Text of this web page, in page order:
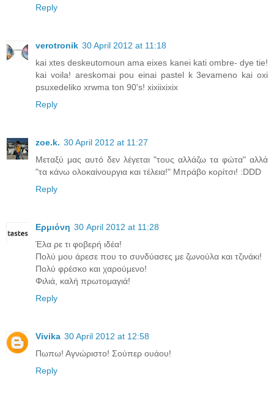
Reply
verotronik 30 April 2012 at 11:18
kai xtes deskeutomoun ama eixes kanei kati ombre- dye tie!
kai voila! areskomai pou einai pastel k 3evameno kai oxi
psuxedeliko xrwma ton 90's! xixiixixix
Reply
zoe.k. 30 April 2012 at 11:27
Μεταξύ μας αυτό δεν λέγεται "τους αλλάζω τα φώτα" αλλά
"τα κάνω ολοκαίνουργια και τέλεια!" Μπράβο κορίτσι! :DDD
Reply
Ερμιόνη 30 April 2012 at 11:28
Έλα ρε τι φοβερή ιδέα!
Πολύ μου άρεσε που το συνδύασες με ζωνούλα και τζινάκι!
Πολύ φρέσκο και χαρούμενο!
Φιλιά, καλή πρωτομαγιά!
Reply
Vivika 30 April 2012 at 12:58
Πωπω! Αγνώριστο! Σούπερ ουάου!
Reply